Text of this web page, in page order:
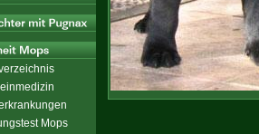
Mops